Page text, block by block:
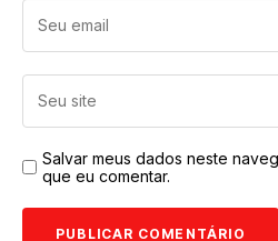
Salvar meus dados neste
que eu comentar.